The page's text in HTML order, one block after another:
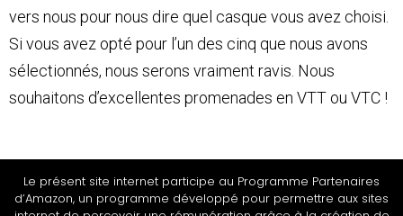
vers nous pour nous dire quel casque vous avez choisi.
Si vous avez opté pour l’un des cinq que nous avons
sélectionnés, nous serons vraiment ravis. Nous
souhaitons d’excellentes promenades en VTT ou VTC !
Le présent site internet participe au Programme Partenaires
d’Amazon, un programme développé pour permettre aux sites